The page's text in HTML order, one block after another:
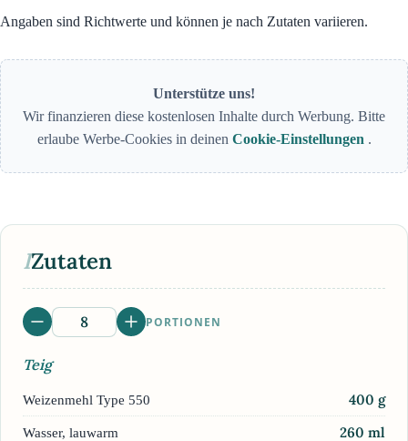
Angaben sind Richtwerte und können je nach Zutaten variieren.
Unterstütze uns!
Wir finanzieren diese kostenlosen Inhalte durch Werbung. Bitte
erlaube Werbe-Cookies in deinen Cookie-Einstellungen .
IZutaten
PORTIONEN
Teig
Weizenmehl Type 550 400 g
Wasser, lauwarm 260 ml